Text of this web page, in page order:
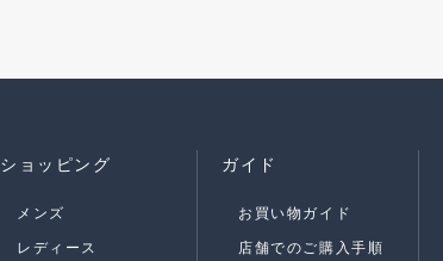
ショッピング
メンズ
レディース
ガイド
お買い物ガイド
店舗でのご購入手順